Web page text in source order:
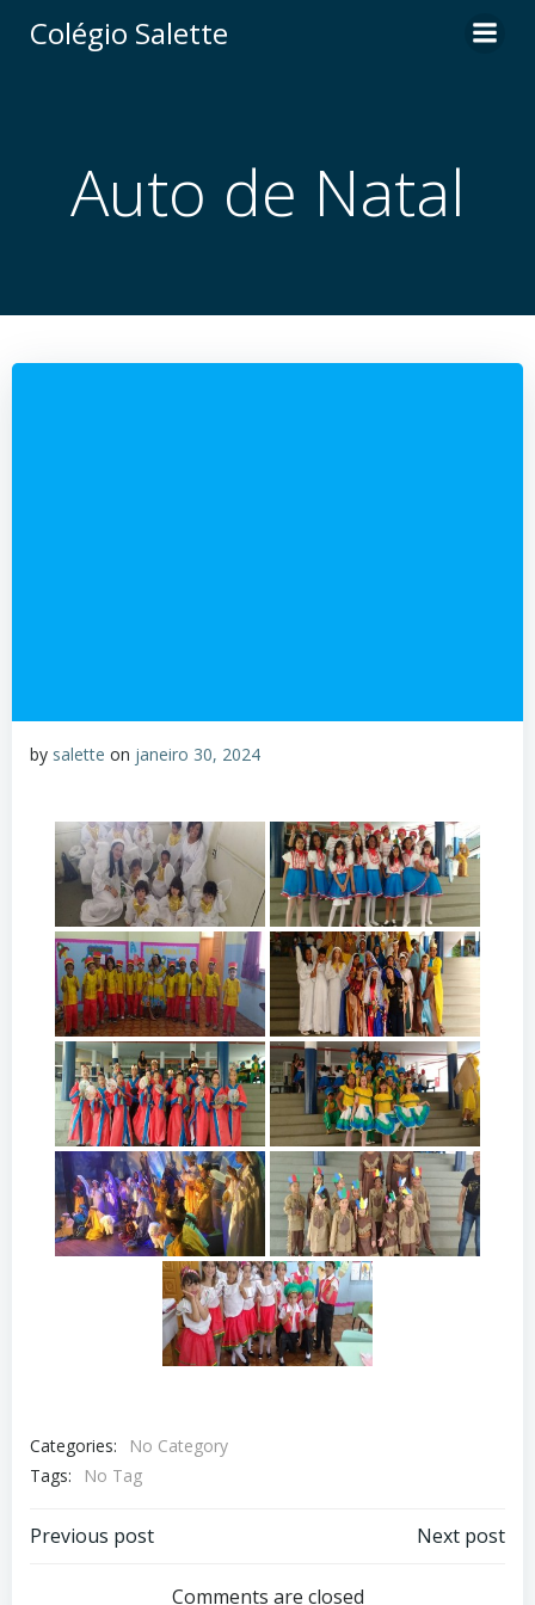
Colégio Salette
Auto de Natal
by salette on janeiro 30, 2024
Categories:
No Category
Tags:
No Tag
Navegação
Previous post
Navegação
Next post
Comments are closed